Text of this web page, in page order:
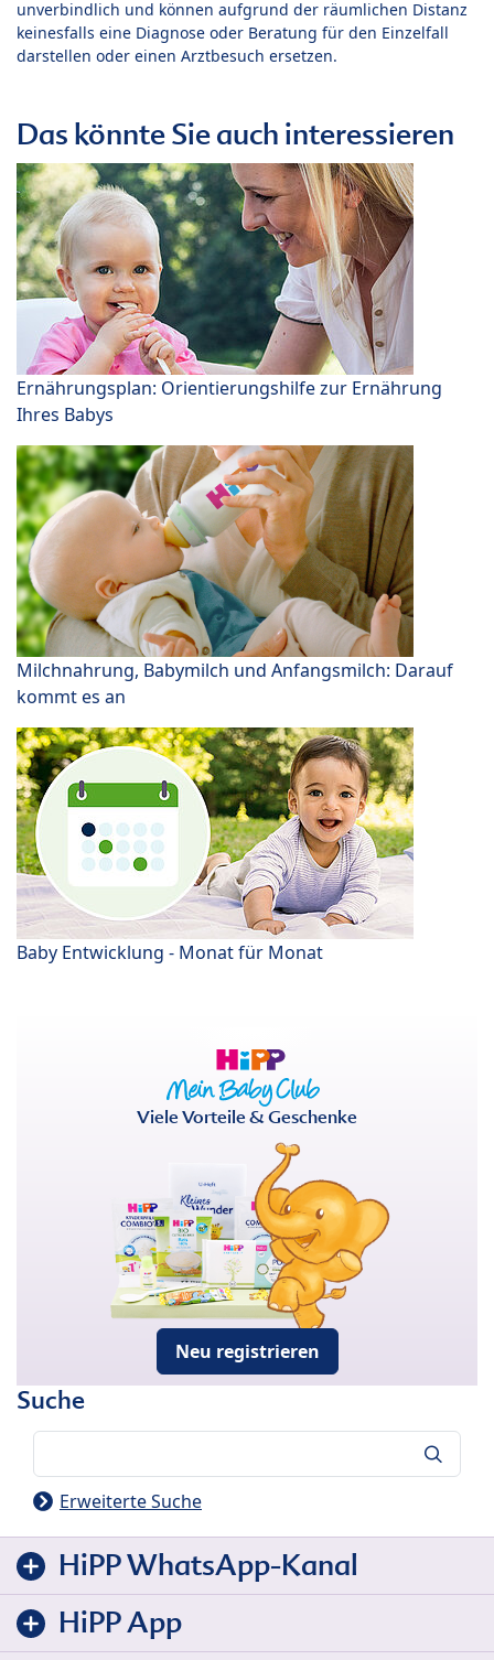
unverbindlich und können aufgrund der räumlichen Distanz
keinesfalls eine Diagnose oder Beratung für den Einzelfall
darstellen oder einen Arztbesuch ersetzen.
Das könnte Sie auch interessieren
Ernährungsplan: Orientierungshilfe zur Ernährung
Ihres Babys
Milchnahrung, Babymilch und Anfangsmilch: Darauf
kommt es an
Baby Entwicklung - Monat für Monat
Viele Vorteile & Geschenke
Neu registrieren
Suche
Erweiterte Suche
HiPP WhatsApp-Kanal
HiPP App